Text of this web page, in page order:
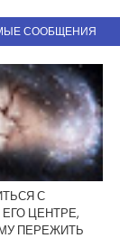
СООБЩЕНИЯ
С
ЦЕНТРЕ,
ПЕРЕЖИТЬ